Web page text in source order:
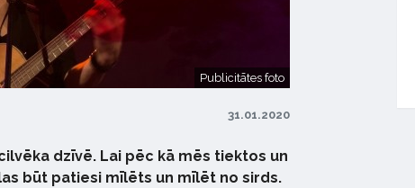
Publicitātes foto
31.01.2020
dzīvē. Lai pēc kā mēs tiektos un
būt patiesi mīlēts un mīlēt no sirds.